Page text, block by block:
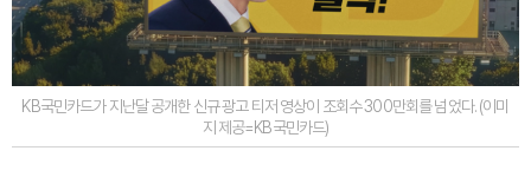
KB국민카드가 지난달 공개한 신규 광고 티저 영상이 조회수 300만회를 넘었다. (이미
지 제공=KB국민카드)